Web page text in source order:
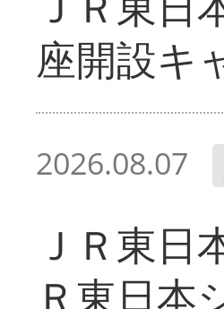
座開設キ
2026.08.07
ＪＲ東
Ｒ東日本